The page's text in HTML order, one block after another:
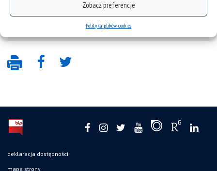
Zobacz preferencje
Polityka plików cookies
technologia chemiczna
deklaracja dostępności
mapa strony